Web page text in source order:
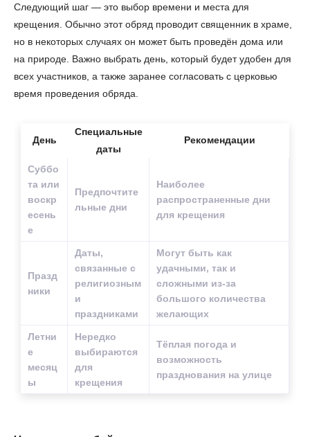
Следующий шаг — это выбор времени и места для
крещения. Обычно этот обряд проводит священник в храме,
но в некоторых случаях он может быть проведён дома или
на природе. Важно выбрать день, который будет удобен для
всех участников, а также заранее согласовать с церковью
время проведения обряда.
День
Специальные
даты
Рекомендации
Суббо
та или
воскр
есень
е
Предпочтите
льные дни
Наиболее
распространенные дни
для крещения
Празд
ники
Даты,
связанные с
религиозным
и
праздниками
Могут быть как
удачными, так и
сложными из-за
большого количества
желающих
Летни
е
месяц
ы
Нередко
выбираются
для
крещения
Тёплая погода и
возможность
празднования на улице